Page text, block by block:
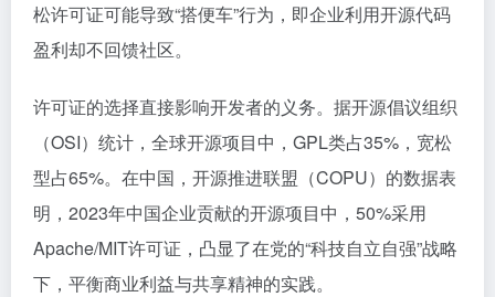
松许可证可能导致“搭便车”行为，即企业利用开源代码
盈利却不回馈社区。
许可证的选择直接影响开发者的义务。据开源倡议组织
（OSI）统计，全球开源项目中，GPL类占35%，宽松
型占65%。在中国，开源推进联盟（COPU）的数据表
明，2023年中国企业贡献的开源项目中，50%采用
Apache/MIT许可证，凸显了在党的“科技自立自强”战略
下，平衡商业利益与共享精神的实践。